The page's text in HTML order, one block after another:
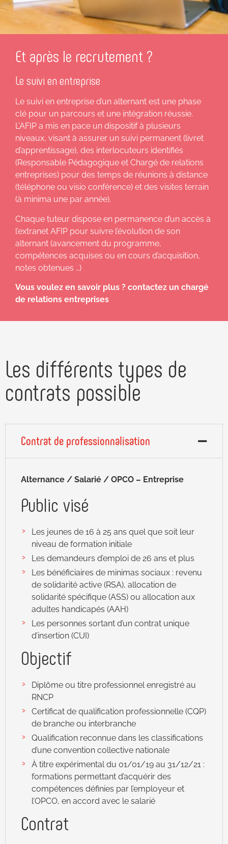
Et après le recrutement ?
Le suivi en entreprise
Le suivi en entreprise d’un alternant est une phase
clé pour un parcours et une intégration réussie.
L’AFIP a mis en pace un dispositif à plusieurs
niveaux, visant à assurer un suivi permanent (livret
d’apprentissage), des interlocuteurs identifiés
(Responsable Pédagogique et Chargé de relations
entreprises) pour des temps de réunions à distance
(téléphone ou visio conférence) et des visites terrain
(à minima une par année).
Chaque tuteur dispose en permanence d’un accès à
l’extranet AFIP pour suivre l’évolution de son
alternant (avancement du programme,
compétences acquises ou en cours d’acquisition,
notes obtenues …)
Vous voulez en savoir plus ? contactez un chargé
de relations entreprises
Les différents types de
contrats possible
Contrat de professionnalisation
Alternance / Salarié / OPCO – Entreprise
Public visé
Les jeunes de 16 à 25 ans quel que soit leur
niveau de formation initiale
Les demandeurs d’emploi de 26 ans et plus
Les bénéficiaires de minimas sociaux : revenu
de solidarité active (RSA), allocation de
solidarité spécifique (ASS) ou allocation aux
adultes handicapés (AAH)
Les personnes sortant d’un contrat unique
d’insertion (CUI)
Objectif
Diplôme ou titre professionnel enregistré au
RNCP
Certificat de qualification professionnelle (CQP)
de branche ou interbranche
Qualification reconnue dans les classifications
d’une convention collective nationale
À titre expérimental du 01/01/19 au 31/12/21 :
formations permettant d’acquérir des
compétences définies par l’employeur et
l’OPCO, en accord avec le salarié
Contrat